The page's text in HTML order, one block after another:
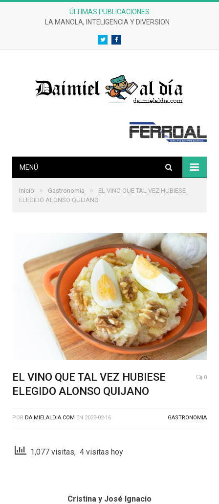
ÚLTIMAS PUBLICACIONES
LA MANOLA, INTELIGENCIA Y DIVERSION
TwitterFacebook
MENÚ
Inicio » Gastronomia »
EL VINO QUE TAL VEZ HUBIESE
ELEGIDO ALONSO QUIJANO
EL VINO QUE TAL VEZ HUBIESE
ELEGIDO ALONSO QUIJANO
0
POR DAIMIELALDIA.COM EN 2023-02-16 GASTRONOMIA
1,077 visitas, 4 visitas hoy
Cristina y José Ignacio